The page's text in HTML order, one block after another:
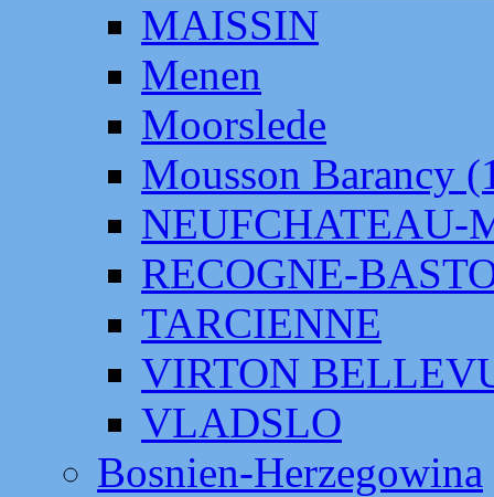
MAISSIN
Menen
Moorslede
Mousson Barancy
NEUFCHATEAU-
RECOGNE-
TARCIENNE
VIRTON
VLADSLO
Bosnien-Herzegowina